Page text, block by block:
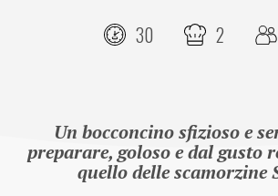
30 2
Un bocconcino sfizioso e
preparare, goloso e dal gusto
quello delle scamorzine